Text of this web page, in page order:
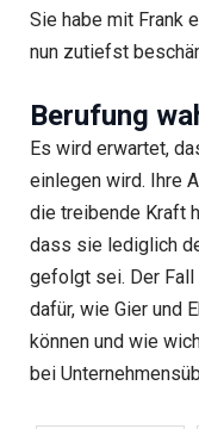
Sie habe mit Frank
nun zutiefst
Berufung
Es wird erwartet,
einlegen wird. Ihre
die treibende Kraft
dass sie lediglich
gefolgt sei. Der
dafür, wie Gier und
können und wie
bei